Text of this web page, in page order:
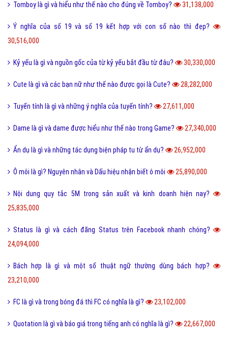
Tomboy là gì và hiểu như thế nào cho đúng về Tomboy? 31,138,000
Ý nghĩa của số 19 và số 19 kết hợp với con số nào thì đẹp?
30,516,000
Kỷ yếu là gì và nguồn gốc của từ kỷ yếu bắt đầu từ đâu? 30,330,000
Cute là gì và các bạn nữ như thế nào được gọi là Cute? 28,282,000
Tuyến tính là gì và những ý nghĩa của tuyến tính? 27,611,000
Dame là gì và dame được hiểu như thế nào trong Game? 27,340,000
Ẩn dụ là gì và những tác dụng biện pháp tu từ ẩn dụ? 26,952,000
Ô môi là gì? Nguyên nhân và Dấu hiệu nhận biết ô môi 25,890,000
Nội dung quy tắc 5M trong sản xuất và kinh doanh hiện nay?
25,835,000
Status là gì và cách đăng Status trên Facebook nhanh chóng?
24,094,000
Bách hợp là gì và một số thuật ngữ thường dùng bách hợp?
23,210,000
FC là gì và trong bóng đá thì FC có nghĩa là gì? 23,102,000
Quotation là gì và báo giá trong tiếng anh có nghĩa là gì? 22,667,000